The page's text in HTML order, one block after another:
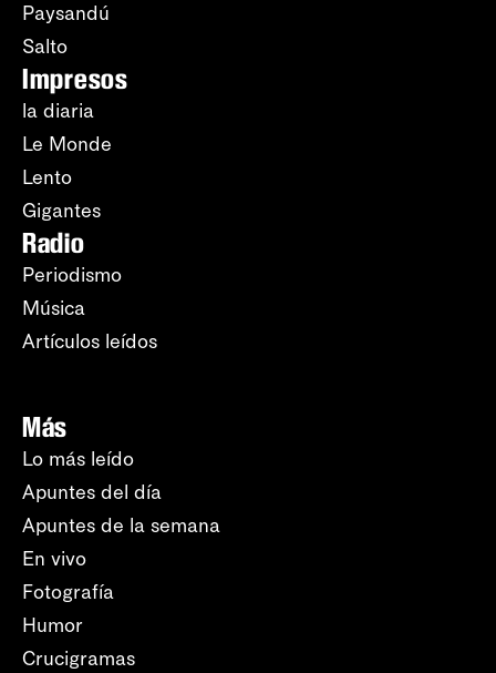
Paysandú
Salto
Impresos
la diaria
Le Monde
Lento
Gigantes
Radio
Periodismo
Música
Artículos leídos
Más
Lo más leído
Apuntes del día
Apuntes de la semana
En vivo
Fotografía
Humor
Crucigramas